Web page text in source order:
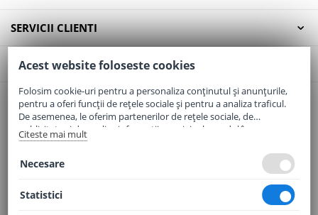
SERVICII CLIENTI
CONTACT
Email:office@elaptepraf.ro
Telefon:0745-964-449
Adresa:Sos. Borsului, Nr. 20, Oradea, Jud. Bihor
Acest website foloseste cookies
Folosim cookie-uri pentru a personaliza conținutul și anunțurile,
pentru a oferi funcții de rețele sociale și pentru a analiza traficul.
De asemenea, le oferim partenerilor de rețele sociale, de
publicitate și de analize informații cu privire la modul în care
folosiți site-ul nostru. Aceștia le pot combina cu alte informații
Citeste mai mult
Necesare
Statistici